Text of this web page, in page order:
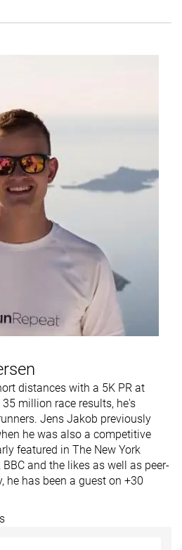
distances with a 5K PR at
million race results, he's
Jens Jakob previously
he was also a competitive
featured in The New York
and the likes as well as peer-
he has been a guest on +30